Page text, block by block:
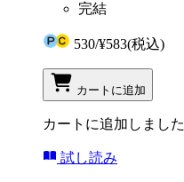
完結
530/¥583(税込)
カートに追加
カートに追加しました
試し読み